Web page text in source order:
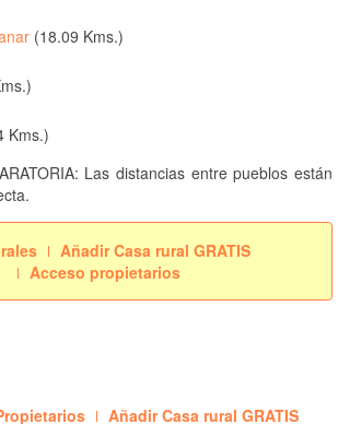
(18.09 Kms.)
Kms.)
Las distancias entre pueblos están
Añadir Casa rural GRATIS
Acceso propietarios
Añadir Casa rural GRATIS